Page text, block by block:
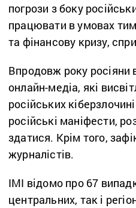
погрози з боку
працювати в умовах
та фінансову кризу,
Впродовж року росіяни
онлайн-медіа, які
російських
російські маніфести,
здатися. Крім того,
журналістів.
ІМІ відомо про 67
центральних, так і